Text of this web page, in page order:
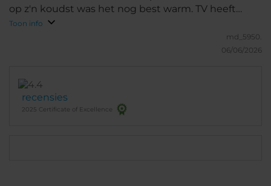
op z'n koudst was het nog best warm. TV heeft
alleen Duitse zenders (maar was verder niet van
Toon info
md_5950.
06/06/2026
recensies
2025 Certificate of Excellence